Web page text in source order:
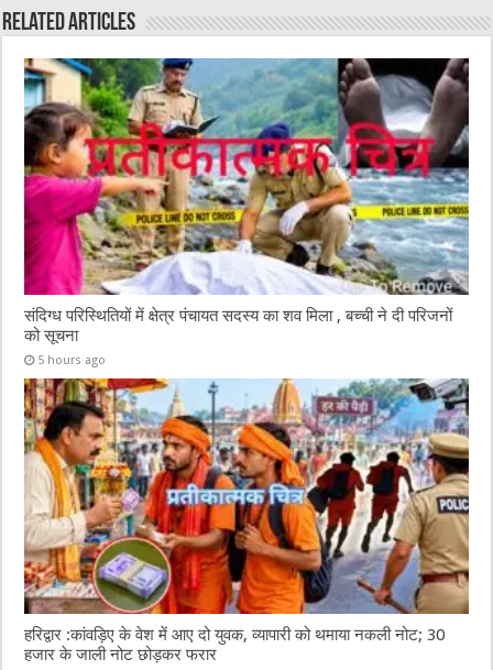
o
o
k
p
p
Related Articles
संदिग्ध परिस्थितियों में क्षेत्र पंचायत सदस्य का शव मिला , बच्ची ने दी परिजनों
को सूचना
5 hours ago
हरिद्वार :कांवड़िए के वेश में आए दो युवक, व्यापारी को थमाया नकली नोट; 30
हजार के जाली नोट छोड़कर फरार